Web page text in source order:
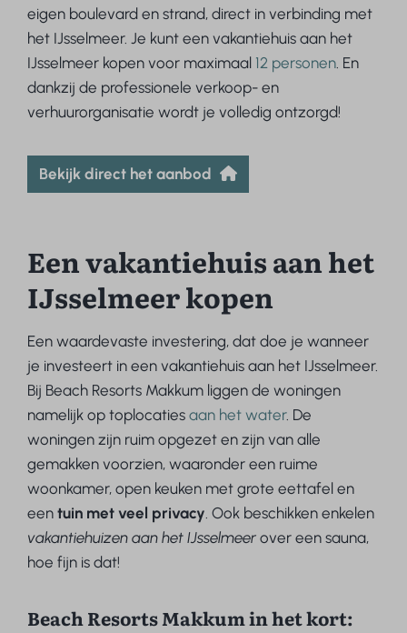
eigen boulevard en strand, direct in verbinding met
het IJsselmeer. Je kunt een vakantiehuis aan het
IJsselmeer kopen voor maximaal 12 personen. En
dankzij de professionele verkoop- en
verhuurorganisatie wordt je volledig ontzorgd!
Bekijk direct het aanbod
Een vakantiehuis aan het
IJsselmeer kopen
Een waardevaste investering, dat doe je wanneer
je investeert in een vakantiehuis aan het IJsselmeer.
Bij Beach Resorts Makkum liggen de woningen
namelijk op toplocatiesaan het water. De
woningen zijn ruim opgezet en zijn van alle
gemakken voorzien, waaronder een ruime
woonkamer, open keuken met grote eettafel en
eentuin met veel privacy . Ook beschikken enkelen
vakantiehuizen aan het IJsselmeer over een sauna,
hoe fijn is dat!
Beach Resorts Makkum in het kort: